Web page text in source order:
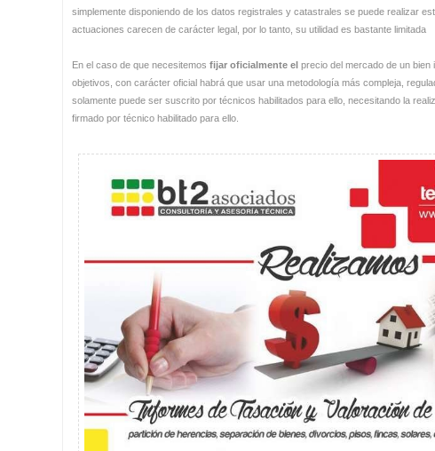
simplemente disponiendo de los datos registrales y catastrales se puede realizar
actuaciones carecen de carácter legal, por lo tanto, su utilidad es bastante limitada
En el caso de que necesitemosfijar oficialmente el precio del mercado de un bien
objetivos, con carácter oficial habrá que usar una metodología más compleja,
solamente puede ser suscrito por técnicos habilitados para ello, necesitando la
firmado por técnico habilitado para ello.